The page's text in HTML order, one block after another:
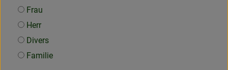
Frau
Herr
Divers
Familie